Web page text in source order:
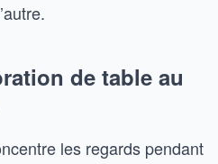
de table au
les regards pendant